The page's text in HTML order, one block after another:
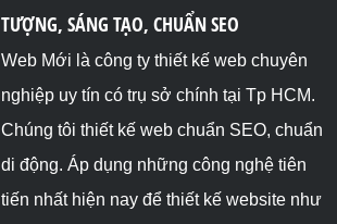
TƯỢNG, SÁNG TẠO, CHUẨN SEO
Web Mới là công ty thiết kế web chuyên
nghiệp uy tín có trụ sở chính tại Tp HCM.
Chúng tôi thiết kế web chuẩn SEO, chuẩn
di động. Áp dụng những công nghệ tiên
tiến nhất hiện nay để thiết kế website như